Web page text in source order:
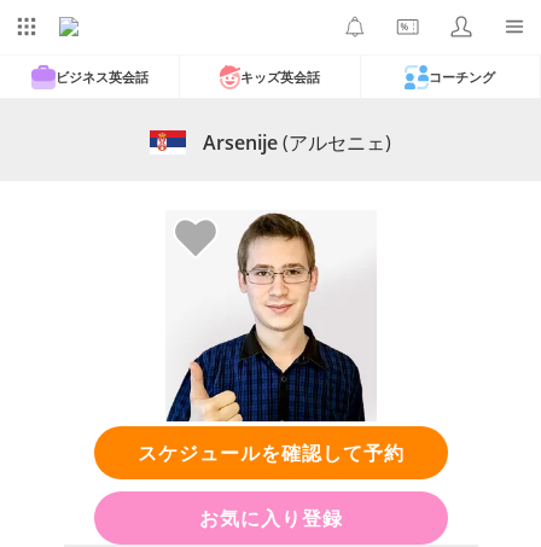
ビジネス英会話 キッズ英会話 コーチング
Arsenije(アルセニェ)
スケジュールを確認して予約
お気に入り登録